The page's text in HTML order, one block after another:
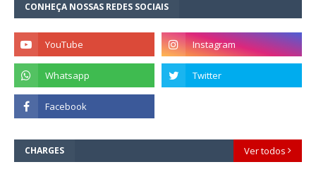
CONHEÇA NOSSAS REDES SOCIAIS
CHARGES Ver todos